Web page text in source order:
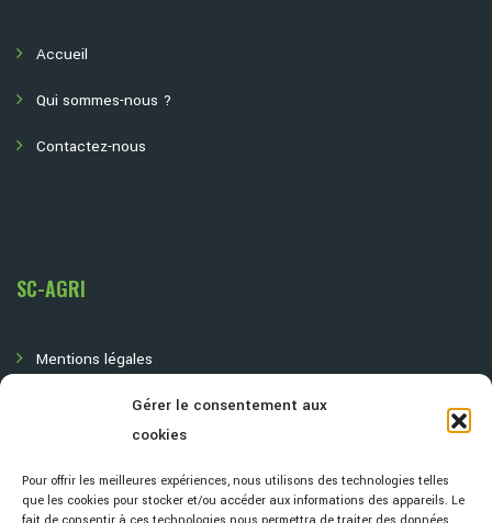
Gérer le consentement aux
cookies
Pour offrir les meilleures expériences, nous utilisons des technologies telles
que les cookies pour stocker et/ou accéder aux informations des appareils. Le
Accueil
Qui sommes-nous ?
Contactez-nous
SC-AGRI
Mentions légales
Politique de confidentialité